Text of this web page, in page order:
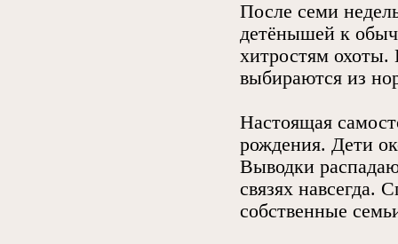
После семи
детёнышей к
хитростям охоты.
выбираются из
Настоящая
рождения. Дети
Выводки
связях навсегда.
собственные